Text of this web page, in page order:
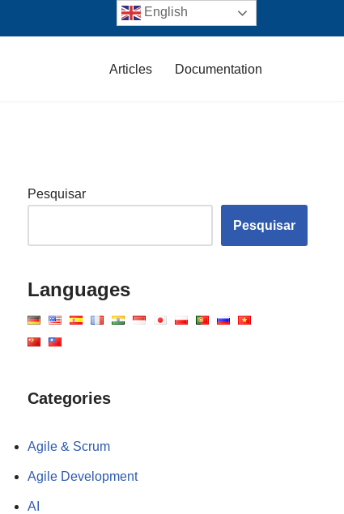
Articles Documentation
Pesquisar
Pesquisar
Languages
Categories
Agile & Scrum
Agile Development
AI
English